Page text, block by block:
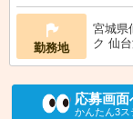
勤務地
宮城県
ク 仙
応募画面
かんたん3ス